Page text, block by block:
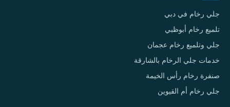
جلي رخام في دبي
تلميع رخام أبوظبي
جلي وتلميع رخام عجمان
خدمات جلي الرخام بالشارقة
صنفرة رخام رأس الخيمة
جلي رخام أم القيوين